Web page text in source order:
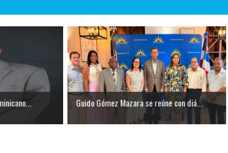
Guido Gómez Mazara se reúne con diá...